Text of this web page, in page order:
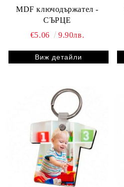
MDF ключодържател -
СЪРЦЕ
€5.06
9.90лв.
Виж детайли